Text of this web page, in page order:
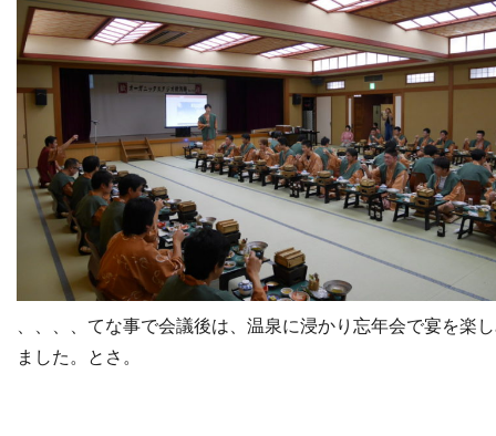
、、、、てな事で会議後は、温泉に浸かり忘年会で宴を楽
ました。とさ。